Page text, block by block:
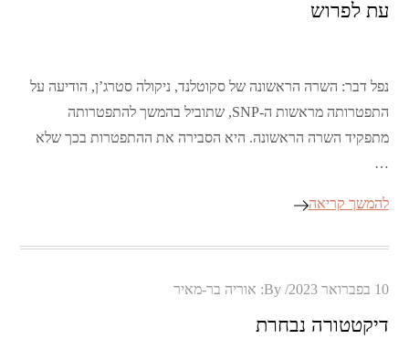
עת לפרוש
נפל דבר: השרה הראשונה של סקוטלנד, ניקולה סטרג’ן, הודיעה על
התפטרותה מראשות ה-SNP, שתוביל בהמשך להתפטרותה
מתפקיד השרה הראשונה. היא הסבירה את ההתפטרות בכך שלא
…
להמשך קריאה
Posted
10 בפברואר 2023 By: אוריה בר-מאיר
דיקטטורה נבחרת